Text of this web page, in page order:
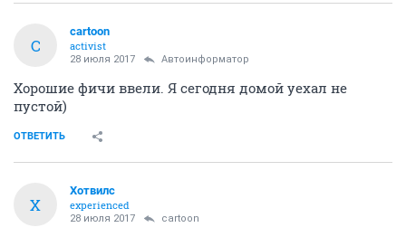
C
cartoon
activist
28 июля 2017 Автоинформатор
Хорошие фичи ввели. Я сегодня домой уехал не
пустой)
ОТВЕТИТЬ
Х
Хотвилс
experienced
28 июля 2017 cartoon